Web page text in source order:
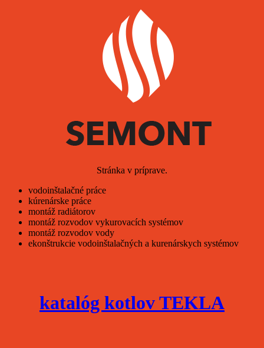
Stránka v príprave.
vodoinštalačné práce
kúrenárske práce
montáž radiátorov
montáž rozvodov vykurovacích systémov
montáž rozvodov vody
ekonštrukcie vodoinštalačných a kurenárskych systémov
katalóg kotlov TEKLA